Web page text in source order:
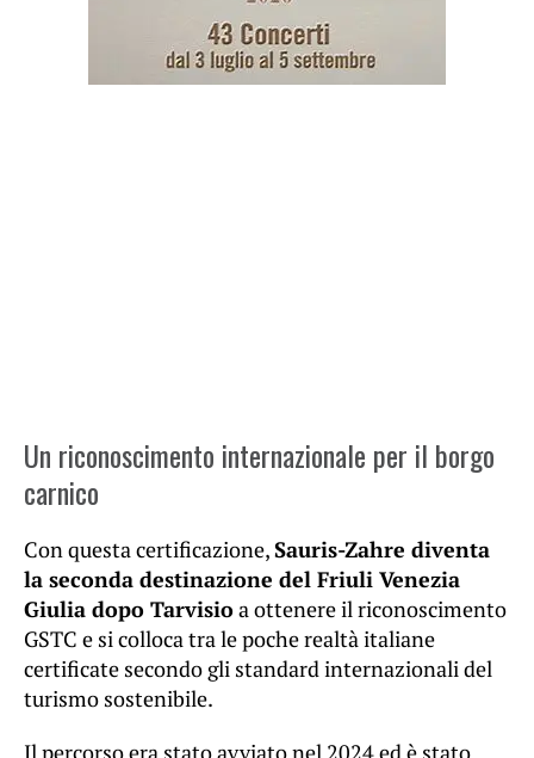
Un riconoscimento internazionale per il borgo
carnico
Con questa certificazione,Sauris-Zahre diventa
la seconda destinazione del Friuli Venezia
Giulia dopo Tarvisioa ottenere il riconoscimento
GSTC e si colloca tra le poche realtà italiane
certificate secondo gli standard internazionali del
turismo sostenibile.
Il percorso era stato avviato nel 2024 ed è stato